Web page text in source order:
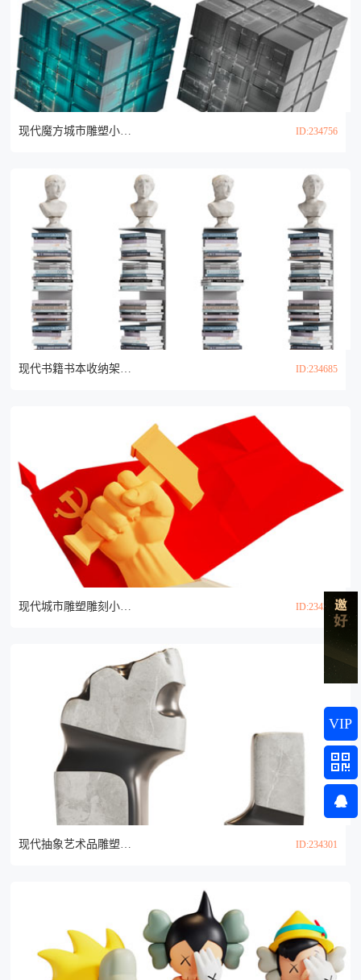
现代魔方城市雕塑小品3d模型 ID:234756
现代书籍书本收纳架 雕塑雕刻3d模型 ID:234685
现代城市雕塑雕刻小品3d模型 ID:234358
现代抽象艺术品雕塑雕刻3d模型 ID:234301
VIP